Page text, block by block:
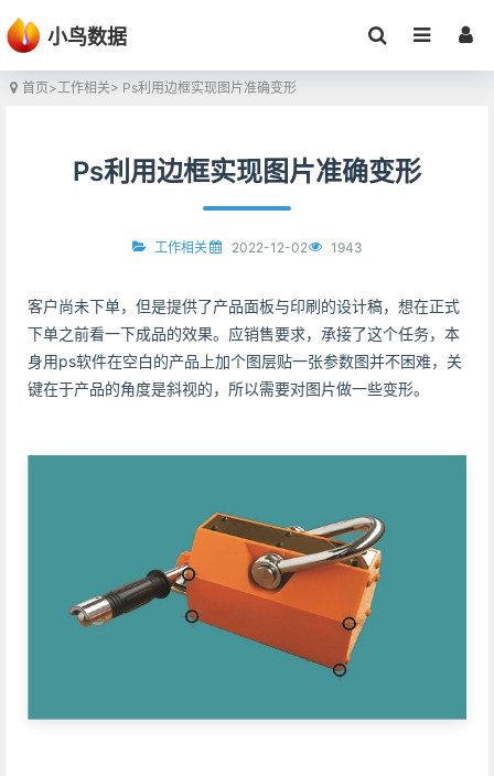
小鸟数据
首页>工作相关> Ps利用边框实现图片准确变形
Ps利用边框实现图片准确变形
工作相关 2022-12-02 1943
客户尚未下单，但是提供了产品面板与印刷的设计稿，想在正式
下单之前看一下成品的效果。应销售要求，承接了这个任务，本
身用ps软件在空白的产品上加个图层贴一张参数图并不困难，关
键在于产品的角度是斜视的，所以需要对图片做一些变形。